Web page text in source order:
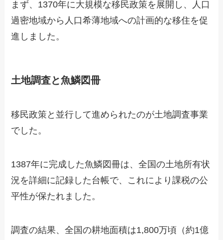
まず、1370年に大規模な移民政策を展開し、人口
過密地域から人口希薄地域への計画的な移住を促
進しました。
土地調査と魚鱗図冊
移民政策と並行して進められたのが土地調査事業
でした。
1387年に完成した魚鱗図冊は、全国の土地所有状
況を詳細に記録した台帳で、これにより課税の公
平性が保たれました。
調査の結果、全国の耕地面積は1,800万頃（約1億